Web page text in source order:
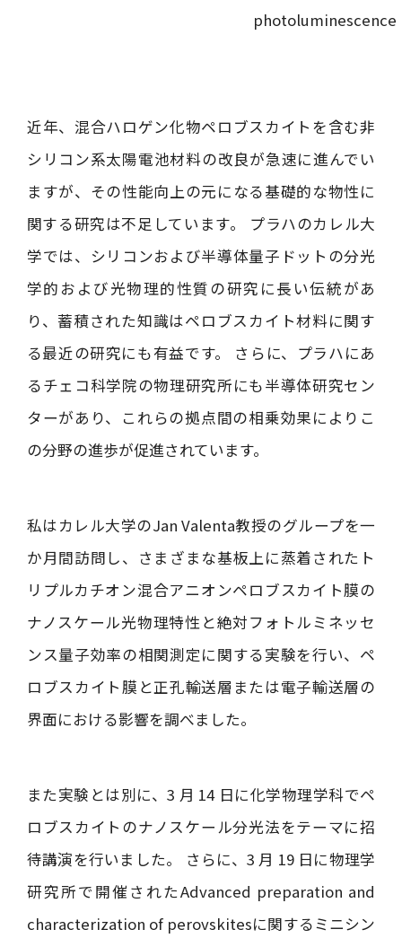
近年、混合ハロゲン化物ペロブスカイトを含む非
シリコン系太陽電池材料の改良が急速に進んでい
ますが、その性能向上の元になる基礎的な物性に
関する研究は不足しています。 プラハのカレル大
学では、シリコンおよび半導体量子ドットの分光
学的および光物理的性質の研究に長い伝統があ
り、蓄積された知識はペロブスカイト材料に関す
る最近の研究にも有益です。 さらに、プラハにあ
るチェコ科学院の物理研究所にも半導体研究セン
ターがあり、これらの拠点間の相乗効果によりこ
の分野の進歩が促進されています。
私はカレル大学のJan Valenta教授のグループを一
か月間訪問し、さまざまな基板上に蒸着されたト
リプルカチオン混合アニオンペロブスカイト膜の
ナノスケール光物理特性と絶対フォトルミネッセ
ンス量子効率の相関測定に関する実験を行い、ペ
ロブスカイト膜と正孔輸送層または電子輸送層の
界面における影響を調べました。
また実験とは別に、3 月 14 日に化学物理学科でペ
ロブスカイトのナノスケール分光法をテーマに招
待講演を行いました。 さらに、3 月 19 日に物理学
研究所で開催されたAdvanced preparation and
characterization of perovskitesに関するミニシン